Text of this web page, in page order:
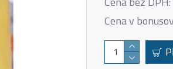
Cena v